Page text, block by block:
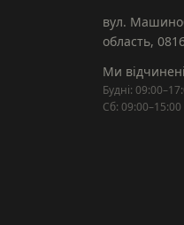
вул.
область,
Ми
Будні:
Сб: 09:00–15:00